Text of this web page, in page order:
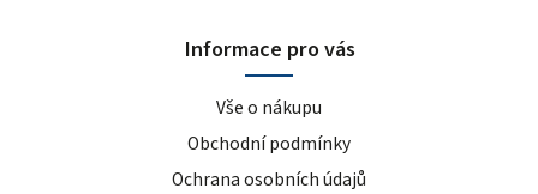
Informace pro vás
Vše o nákupu
Obchodní podmínky
Ochrana osobních údajů